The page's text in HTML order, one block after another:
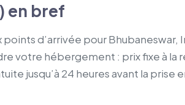
en bref
d’arrivée pour
votre hébergement : prix fixe à la
jusqu’à 24 heures avant la prise